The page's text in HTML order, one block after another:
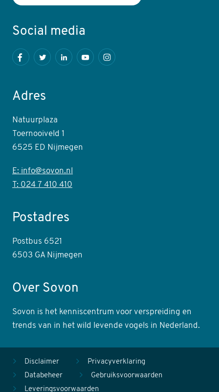
Social media
Adres
Natuurplaza
Toernooiveld 1
6525 ED Nijmegen
E: info@sovon.nl
T: 024 7 410 410
Postadres
Postbus 6521
6503 GA Nijmegen
Over Sovon
Sovon is het kenniscentrum voor verspreiding en
trends van in het wild levende vogels in Nederland.
Disclaimer
Privacyverklaring
Databeheer
Gebruiksvoorwaarden
Leveringsvoorwaarden